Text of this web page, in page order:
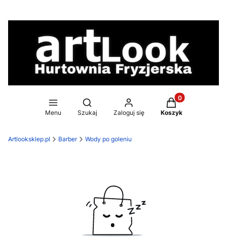
Menu
Otwórz wyszukiwarkę
Szukaj Zaloguj się
Produkty w
Koszyk
Artlooksklep.pl Barber Wody po goleniu